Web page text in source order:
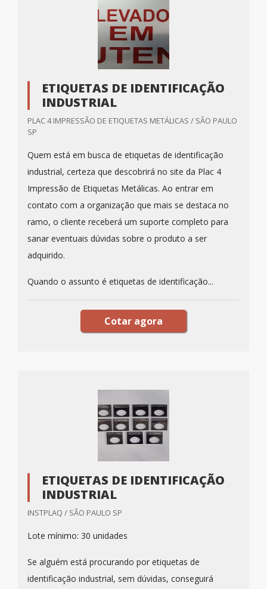
ETIQUETAS DE IDENTIFICAÇÃO
INDUSTRIAL
PLAC 4 IMPRESSÃO DE ETIQUETAS METÁLICAS / SÃO PAULO
SP
Quem está em busca de etiquetas de identificação
industrial, certeza que descobrirá no site da Plac 4
Impressão de Etiquetas Metálicas. Ao entrar em
contato com a organização que mais se destaca no
ramo, o cliente receberá um suporte completo para
sanar eventuais dúvidas sobre o produto a ser
adquirido.
Quando o assunto é etiquetas de identificação...
Cotar agora
ETIQUETAS DE IDENTIFICAÇÃO
INDUSTRIAL
INSTPLAQ / SÃO PAULO SP
Lote mínimo: 30 unidades
Se alguém está procurando por etiquetas de
identificação industrial, sem dúvidas, conseguirá